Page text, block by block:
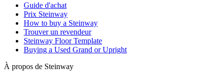
Guide d'achat
Prix Steinway
How to buy a Steinway
Trouver un revendeur
Steinway Floor Template
Buying a Used Grand or Upright
À propos de Steinway